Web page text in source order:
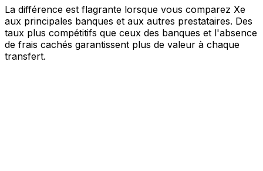
La différence est flagrante lorsque vous comparez Xe
aux principales banques et aux autres prestataires. Des
taux plus compétitifs que ceux des banques et l'absence
de frais cachés garantissent plus de valeur à chaque
transfert.